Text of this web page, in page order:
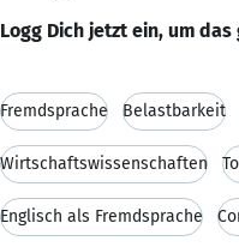
Logg Dich jetzt ein, um
Fremdsprache Belastbarkeit
Wirtschaftswissenschaften
Englisch als Fremdsprache